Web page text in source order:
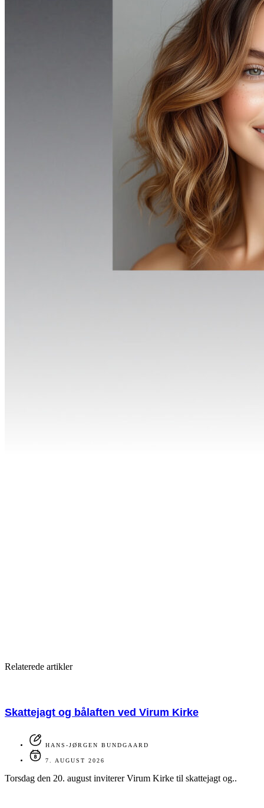
Relaterede artikler
Skattejagt og bålaften ved Virum Kirke
HANS-JØRGEN BUNDGAARD
7. AUGUST 2026
Torsdag den 20. august inviterer Virum Kirke til skattejagt og..